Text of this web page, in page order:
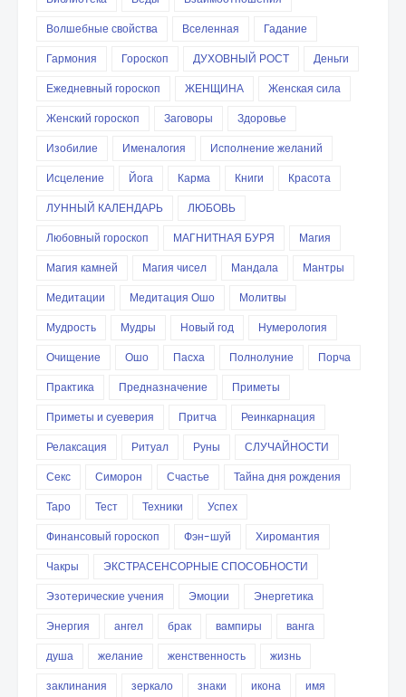
Волшебные свойства
Вселенная
Гадание
Гармония
Гороскоп ДУХОВНЫЙ РОСТ
Деньги
Ежедневный гороскоп
ЖЕНЩИНА
Женская сила
Женский гороскоп
Заговоры
Здоровье
Изобилие
Именалогия
Исполнение желаний
Исцеление
Йога Карма Книги
Красота
ЛУННЫЙ КАЛЕНДАРЬ
ЛЮБОВЬ
Любовный гороскоп
МАГНИТНАЯ БУРЯ
Магия
Магия камней
Магия чисел Мандала
Мантры
Медитации
Медитация Ошо
Молитвы
Мудрость
Мудры Новый год
Нумерология
Очищение
Ошо Пасха Полнолуние
Порча
Практика
Предназначение
Приметы
Приметы и суеверия
Притча
Реинкарнация
Релаксация
Ритуал Руны
СЛУЧАЙНОСТИ
Секс
Симорон Счастье
Тайна дня рождения
Таро
Тест Техники
Успех
Финансовый гороскоп
Фэн-шуй
Хиромантия
Чакры
ЭКСТРАСЕНСОРНЫЕ СПОСОБНОСТИ
Эзотерические учения
Эмоции
Энергетика
Энергия
ангел брак вампиры
ванга
душа
желание женственность
жизнь
заклинания
зеркало знаки икона
имя